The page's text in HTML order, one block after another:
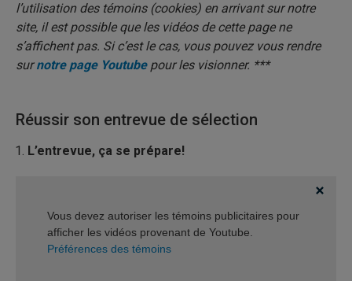
l’utilisation des témoins (cookies) en arrivant sur notre
site, il est possible que les vidéos de cette page ne
s’affichent pas. Si c’est le cas, vous pouvez vous rendre
surnotre page Youtubepour les visionner. ***
Réussir son entrevue de sélection
L’entrevue, ça se prépare!
Vous devez autoriser les témoins publicitaires pour
afficher les vidéos provenant de Youtube.
Préférences des témoins